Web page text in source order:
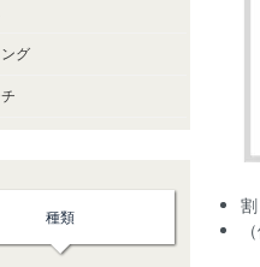
グ
種類